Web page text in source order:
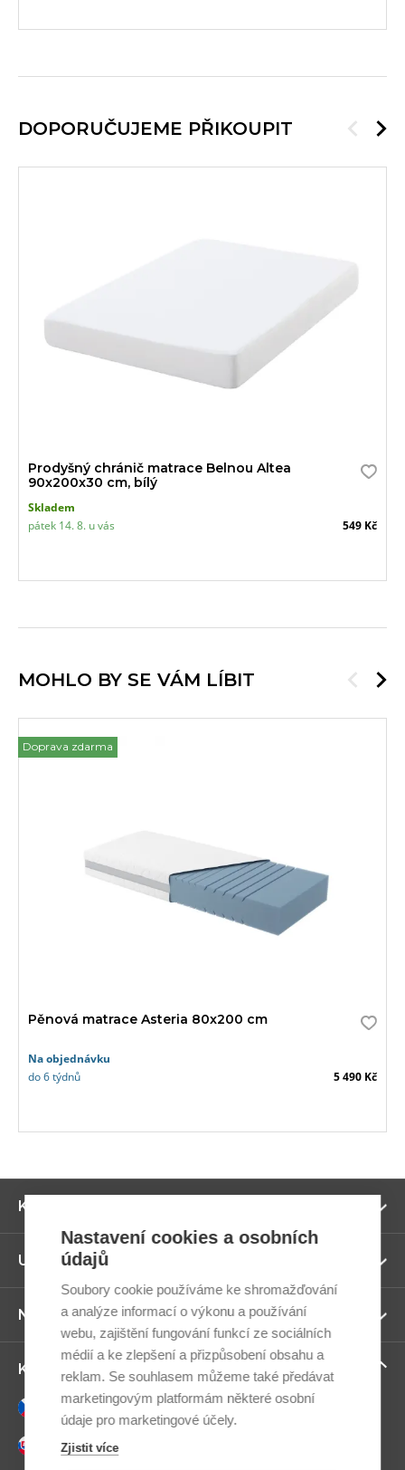
DOPORUČUJEME PŘIKOUPIT
Prodyšný chránič matrace Belnou Altea
90x200x30 cm, bílý
Skladem
pátek 14. 8. u vás
549 Kč
MOHLO BY SE VÁM LÍBIT
Doprava zdarma
Pěnová matrace Asteria 80x200 cm
Na objednávku
do 6 týdnů
5 490 Kč
Kategorie
Užitečné odkazy
Newsletter
Kontaktujte nás
Česky
Slovensky
Nastavení cookies a osobních
údajů
Soubory cookie používáme ke shromažďování
a analýze informací o výkonu a používání
webu, zajištění fungování funkcí ze sociálních
médií a ke zlepšení a přizpůsobení obsahu a
reklam. Se souhlasem můžeme také předávat
marketingovým platformám některé osobní
údaje pro marketingové účely.
Zjistit více